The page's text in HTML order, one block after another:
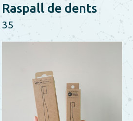
Raspall de dents
35